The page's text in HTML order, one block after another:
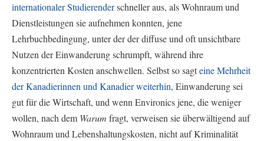
internationaler Studierenderschneller aus, als Wohnraum und
Dienstleistungen sie aufnehmen konnten, jene
Lehrbuchbedingung, unter der der diffuse und oft unsichtbare
Nutzen der Einwanderung schrumpft, während ihre
konzentrierten Kosten anschwellen. Selbst so sagteine Mehrheit
der Kanadierinnen und Kanadier weiterhin, Einwanderung sei
gut für die Wirtschaft, und wenn Environics jene, die weniger
wollen, nach dem Warum fragt, verweisen sie überwältigend auf
Wohnraum und Lebenshaltungskosten, nicht auf Kriminalität